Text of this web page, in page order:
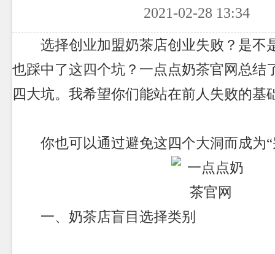
2021-02-28 13:34
选择创业加盟奶茶店创业失败？是不
也踩中了这四个坑？ 一点点奶茶官网总结
四大坑。我希望你们能站在前人失败的基
你也可以通过避免这四个大洞而成为“
一、 奶茶店盲目选择类别